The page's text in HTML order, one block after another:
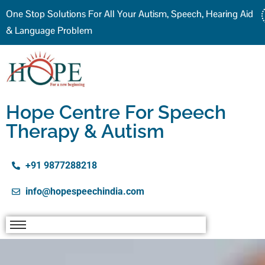
One Stop Solutions For All Your Autism, Speech, Hearing Aid
& Language Problem
Hope Centre For Speech
Therapy & Autism
+91 9877288218
info@hopespeechindia.com